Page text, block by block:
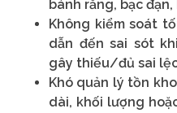
bánh răng, bạc
Không kiểm soát
dẫn đến sai sót
gây thiếu/đủ sai
Khó quản lý tồn
dài, khối lượng